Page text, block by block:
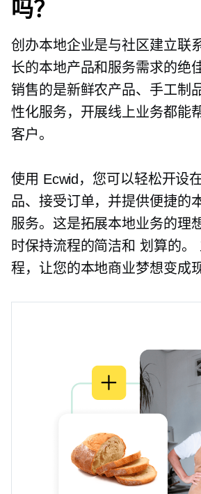
吗？
创办本地企业是与社区建立联
长的本地产品和服务需求的绝
销售的是新鲜农产品、手工制
性化服务，开展线上业务都能
客户。
使用 Ecwid，您可以轻松开设
品、接受订单，并提供便捷的
服务。这是拓展本地业务的理
时保持流程的简洁和 划算的。
程，让您的本地商业梦想变成